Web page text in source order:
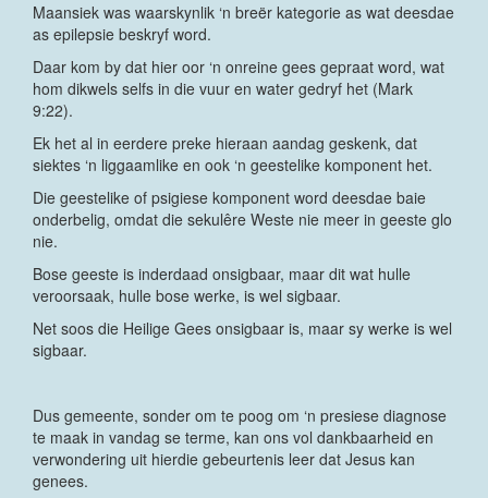
Maansiek was waarskynlik ‘n breër kategorie as wat deesdae
as epilepsie beskryf word.
Daar kom by dat hier oor ‘n onreine gees gepraat word, wat
hom dikwels selfs in die vuur en water gedryf het (Mark
9:22).
Ek het al in eerdere preke hieraan aandag geskenk, dat
siektes ‘n liggaamlike en ook ‘n geestelike komponent het.
Die geestelike of psigiese komponent word deesdae baie
onderbelig, omdat die sekulêre Weste nie meer in geeste glo
nie.
Bose geeste is inderdaad onsigbaar, maar dit wat hulle
veroorsaak, hulle bose werke, is wel sigbaar.
Net soos die Heilige Gees onsigbaar is, maar sy werke is wel
sigbaar.
Dus gemeente, sonder om te poog om ‘n presiese diagnose
te maak in vandag se terme, kan ons vol dankbaarheid en
verwondering uit hierdie gebeurtenis leer dat Jesus kan
genees.